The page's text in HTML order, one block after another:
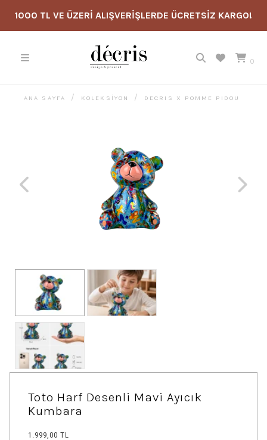
1000 TL VE ÜZERİ ALIŞVERİŞLERDE ÜCRETSİZ KARGO!
0
ANA SAYFA KOLEKSİYON DECRIS X POMME PIDOU
Toto Harf Desenli Mavi Ayıcık
Kumbara
1.999,00 TL